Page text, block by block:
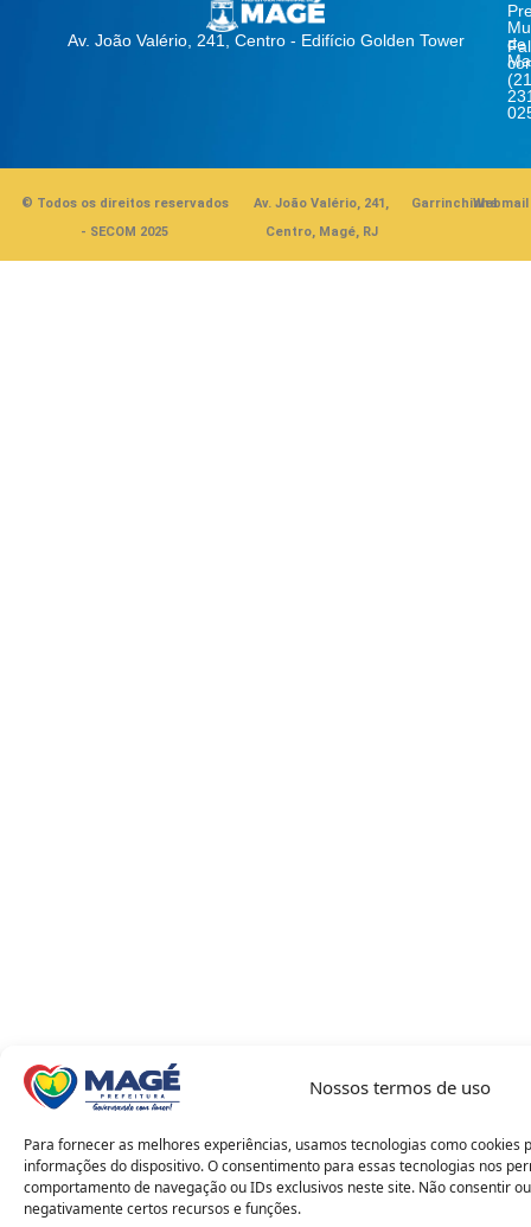
Nossos termos de uso
Para fornecer as melhores experiências, usamos tecnologias como cookies
informações do dispositivo. O consentimento para essas tecnologias nos
comportamento de navegação ou IDs exclusivos neste site. Não consentir
negativamente certos recursos e funções.
Av. João Valério, 241, Centro - Edifício Golden Tower
de
© Todos os direitos reservados
- SECOM 2025
Av. João Valério, 241,
Centro, Magé, RJ
GarrinchinhaWebmail